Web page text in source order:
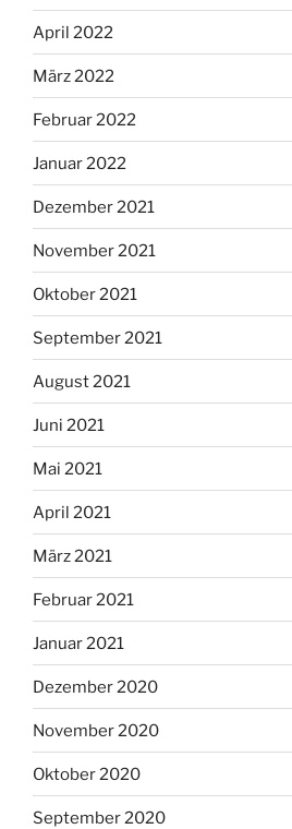
April 2022
März 2022
Februar 2022
Januar 2022
Dezember 2021
November 2021
Oktober 2021
September 2021
August 2021
Juni 2021
Mai 2021
April 2021
März 2021
Februar 2021
Januar 2021
Dezember 2020
November 2020
Oktober 2020
September 2020